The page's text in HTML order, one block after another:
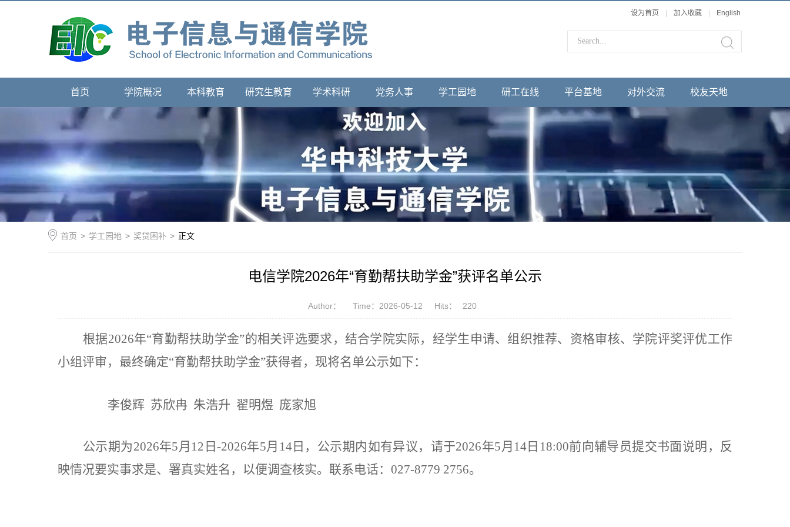
设为首页 加入收藏 English
首页 学院概况 本科教育 研究生教育 学术科研 党务人事 学工园地 研工在线 平台基地 对外交流 校友天地
首页 > 学工园地 > 奖贷困补 > 正文
电信学院2026年“育勤帮扶助学金”获评名单公示
Author： Time：2026-05-12 Hits： 220
根据2026年“育勤帮扶助学金”的相关评选要求，结合学院实际，经学生申请、组织推荐、资格审核、学院评奖评优工作
小组评审，最终确定“育勤帮扶助学金”获得者，现将名单公示如下：
李俊辉 苏欣冉 朱浩升 翟明煜 庞家旭
公示期为2026年5月 12 日-2026年5月 14日，公示期内如有异议，请于2026年5月 14日 18:00前向辅导员提交书面说明，反
映情况要实事求是、署真实姓名，以便调查核实。联系电话： 027-8779 2756。